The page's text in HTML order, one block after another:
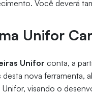
Você deverá
Unifor
Uniforconta, a
nova ferramenta,
visando o